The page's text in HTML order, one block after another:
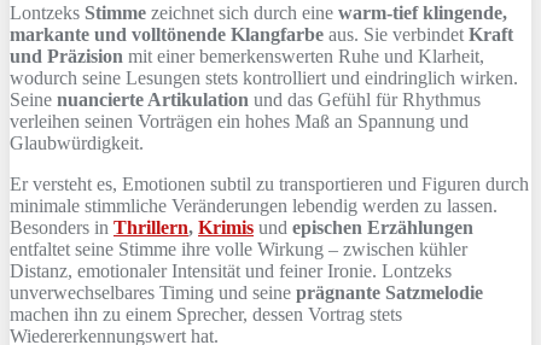
Lontzeks Stimme zeichnet sich durch eine warm-tief klingende,
markante und volltönende Klangfarbe aus. Sie verbindet Kraft
und Präzision mit einer bemerkenswerten Ruhe und Klarheit,
wodurch seine Lesungen stets kontrolliert und eindringlich wirken.
Seine nuancierte Artikulation und das Gefühl für Rhythmus
verleihen seinen Vorträgen ein hohes Maß an Spannung und
Glaubwürdigkeit.
Er versteht es, Emotionen subtil zu transportieren und Figuren durch
minimale stimmliche Veränderungen lebendig werden zu lassen.
Besonders in Thrillern, Krimis und epischen Erzählungen
entfaltet seine Stimme ihre volle Wirkung – zwischen kühler
Distanz, emotionaler Intensität und feiner Ironie. Lontzeks
unverwechselbares Timing und seine prägnante Satzmelodie
machen ihn zu einem Sprecher, dessen Vortrag stets
Wiedererkennungswert hat.